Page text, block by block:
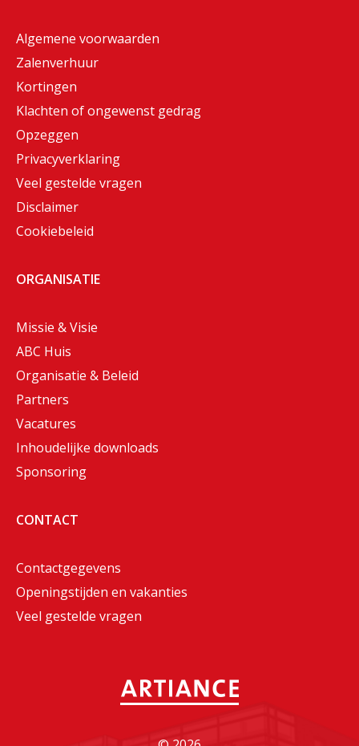
Algemene voorwaarden
Zalenverhuur
Kortingen
Klachten of ongewenst gedrag
Opzeggen
Privacyverklaring
Veel gestelde vragen
Disclaimer
Cookiebeleid
ORGANISATIE
Missie & Visie
ABC Huis
Organisatie & Beleid
Partners
Vacatures
Inhoudelijke downloads
Sponsoring
CONTACT
Contactgegevens
Openingstijden en vakanties
Veel gestelde vragen